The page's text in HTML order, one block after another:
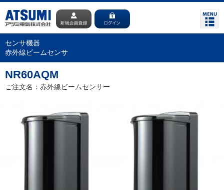
センサ機器
赤外線ビームセンサ
NR60AQM
ご注文名：赤外線ビームセンサー